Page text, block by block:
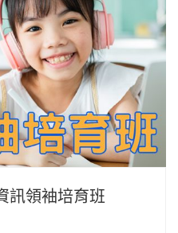
訊領袖培育班